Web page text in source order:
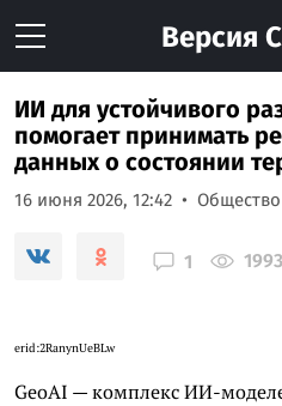
Версия
ИИ для устойчивого
помогает принимать
данных о состоянии
16 июня 2026, 12:42 Общество
1 1993
erid:2RanynUeBLw
GeoAI — комплекс ИИ-